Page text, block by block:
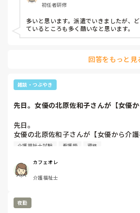
初任者研修
多いと思います。派遣でいきましたが、
ているところも多く酷いなと思います。
回答をもっと見
雑談・つぶやき
先日。女優の北原佐和子さんが【女優
先日。
女優の北原佐和子さんが【女優から介
スを見ました。
の方でした。
介護の仕事に興味を持って【女優業しな
来る所を探したと言われ。
ヘルパー2級からの経験年数12年、か
らの介護支援専門員を取得、からの准看
歳は私よりも一回り以上　上という😱
介護福祉士試験 看護師 資格
カフェオレ
介護福祉士
夜勤